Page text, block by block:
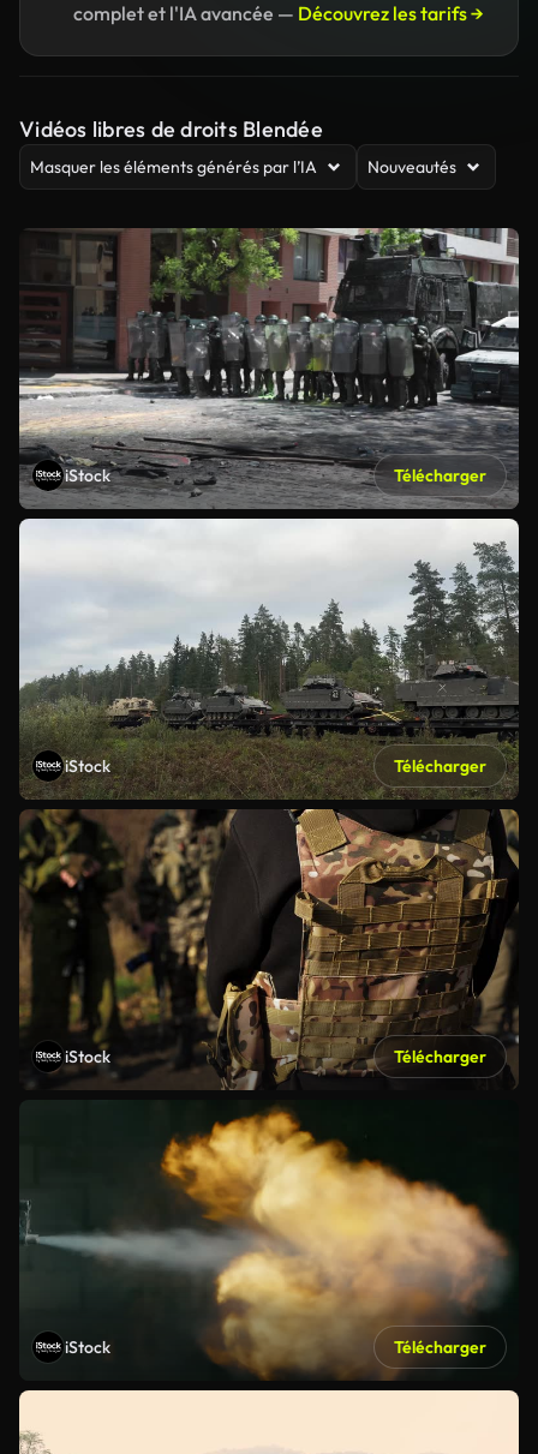
complet et l'IA avancée — Découvrez les tarifs →
Vidéos libres de droits Blendée
Masquer les éléments générés par l’IA Nouveautés
iStock Télécharger
iStock Télécharger
iStock Télécharger
iStock Télécharger